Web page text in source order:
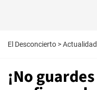
El Desconcierto >Actualidad
¡No